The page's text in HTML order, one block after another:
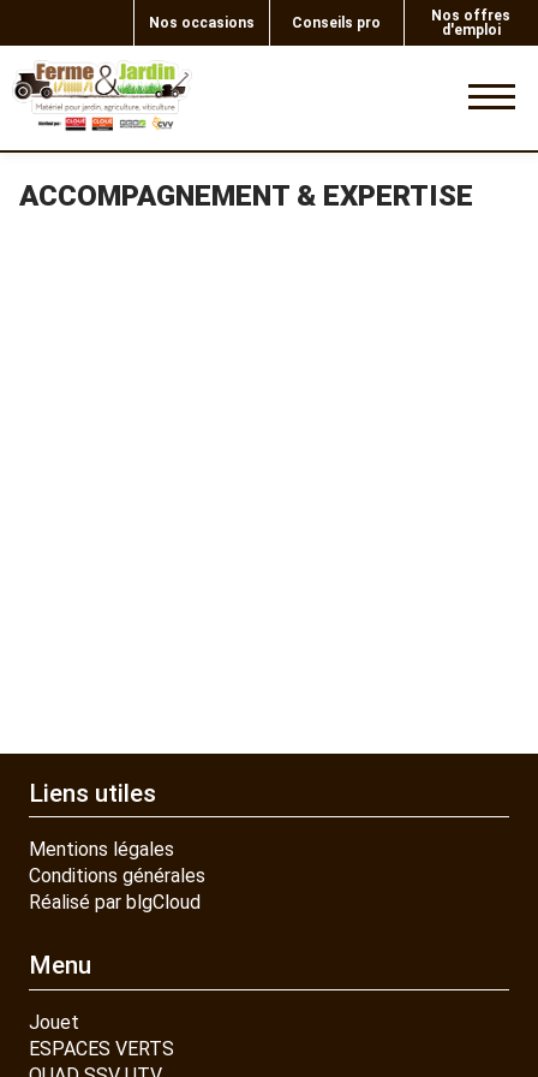
Nos occasions Conseils pro
Nos offres
d'emploi
QUAD SSV UTV
PIECES DETACHEES
CONTACT
ACCOMPAGNEMENT & EXPERTISE
Liens utiles
Mentions légales
Conditions générales
Réalisé par blgCloud
Menu
Jouet
ESPACES VERTS